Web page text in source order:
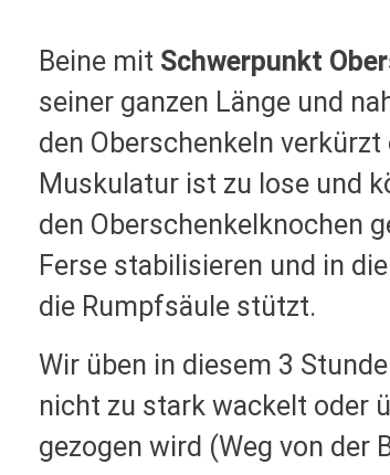
Beine mit Schwerpunkt
seiner ganzen Länge und
den Oberschenkeln
Muskulatur ist zu lose und
den Oberschenkelknochen
Ferse stabilisieren und in
die Rumpfsäule stützt.
Wir üben in diesem 3
nicht zu stark wackelt oder
gezogen wird (Weg von der